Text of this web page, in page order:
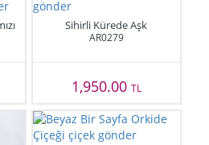
Sihirli Kürede Aşk
AR0279
1,950.00 TL